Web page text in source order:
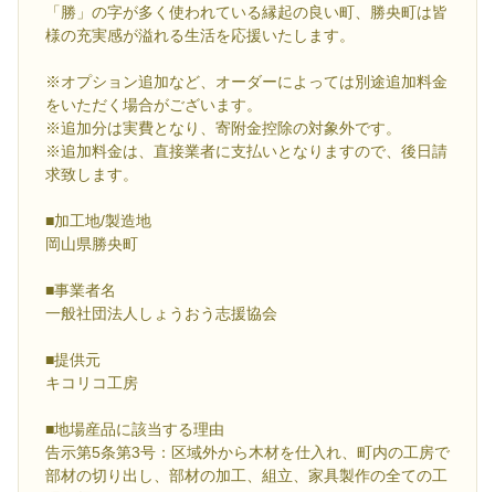
「勝」の字が多く使われている縁起の良い町、勝央町は皆
様の充実感が溢れる生活を応援いたします。
※オプション追加など、オーダーによっては別途追加料金
をいただく場合がございます。
※追加分は実費となり、寄附金控除の対象外です。
※追加料金は、直接業者に支払いとなりますので、後日請
求致します。
■加工地/製造地
岡山県勝央町
■事業者名
一般社団法人しょうおう志援協会
■提供元
キコリコ工房
■地場産品に該当する理由
告示第5条第3号：区域外から木材を仕入れ、町内の工房で
部材の切り出し、部材の加工、組立、家具製作の全ての工